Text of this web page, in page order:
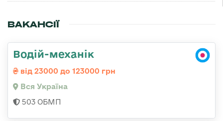
ВАКАНСІЇ
Водій-механік
від 23000 до 123000 грн
Вся Україна
503 ОБМП